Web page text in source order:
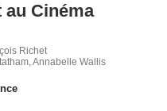
Cinéma
Richet
Annabelle Wallis